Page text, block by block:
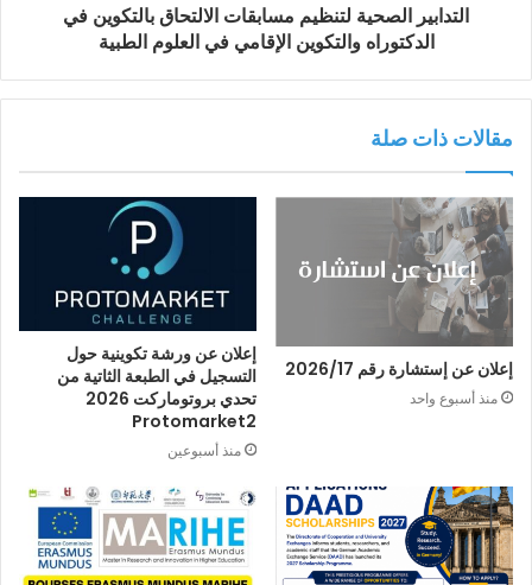
التدابير الصحية لتنظيم مسابقات الالتحاق بالتكوين في
الدكتوراه والتكوين الإقامي في العلوم الطبية
مقالات ذات صلة
إعلان عن إستشارة رقم 2026/17
منذ أسبوع واحد
إعلان عن ورشة تكوينية حول
التسجيل في الطبعة الثاتية من
تحدي بروتوماركت 2026
Protomarket2
منذ أسبوعين